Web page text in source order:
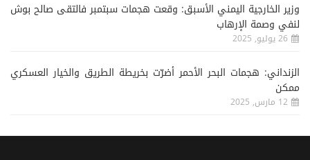
وزير الخارجية اليمني الأسبق: وقعت هجمات سبتمبر فالتقى صالح بوش
لنفي وصمة الإرهاب
26 يوليو, 2025
الزنداني: هجمات البحر الأحمر أضرّت بخريطة الطريق والخيار العسكري
ممكن
12 مارس, 2025